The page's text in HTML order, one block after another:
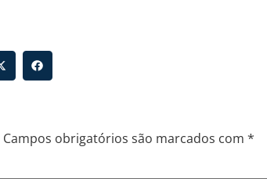
Campos obrigatórios são marcados com *